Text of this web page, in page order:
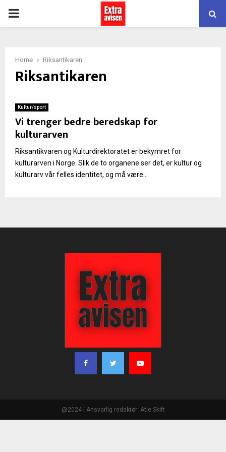
PRIMARY
Home Riksantikaren
Riksantikaren
Kultur/sport
Vi trenger bedre beredskap for
kulturarven
Riksantikvaren og Kulturdirektoratet er bekymret for
kulturarven i Norge. Slik de to organene ser det, er kultur og
kulturarv vår felles identitet, og må være...
@2024 | Ansvarlig redaktør: Atle Skift